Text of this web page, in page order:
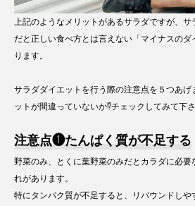
上記のようなメリットがあるサラダですが、
だと正しい食べ方とは言えない「マイナスの
ります。
サラダダイエットを行う際の注意点を５つあ
ットが間違っていないか⁉チェックしてみて下さ
注意点❶たんぱく質が不足する
野菜のみ、とくに葉野菜のみだとカラダに必
れがあります。
特にタンパク質が不足すると、リバウンドし